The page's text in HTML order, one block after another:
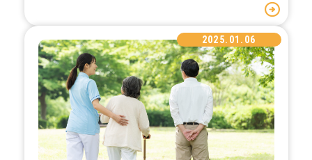
2025.01.06